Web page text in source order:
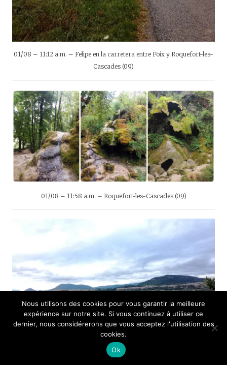
01/08 – 11:12 a.m. – Felipe en la carretera entre Foix y Roquefort-les-
Cascades (09)
01/08 – 11:58 a.m. – Roquefort-les-Cascades (09)
Nous utilisons des cookies pour vous garantir la meilleure
expérience sur notre site. Si vous continuez à utiliser ce
dernier, nous considérerons que vous acceptez l'utilisation des
cookies.
Ok